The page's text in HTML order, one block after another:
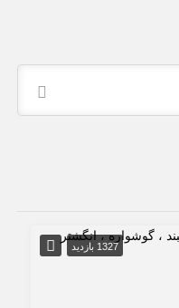
1327 بازدید